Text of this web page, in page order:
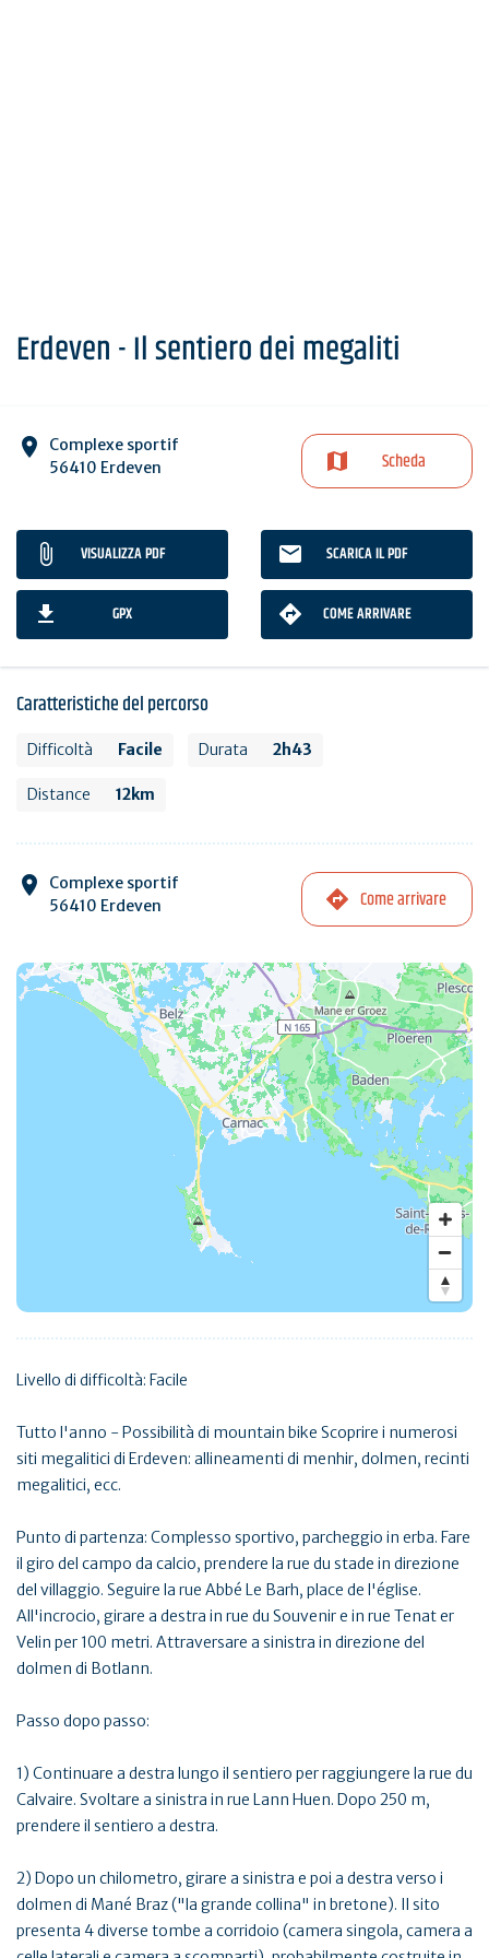
Erdeven - Il sentiero dei megaliti
Complexe sportif
56410 Erdeven
Scheda
VISUALIZZA PDF SCARICA IL PDF
GPX COME ARRIVARE
Caratteristiche del percorso
Difficoltà Facile Durata 2h43
Distance 12km
Complexe sportif
56410 Erdeven
Come arrivare
Livello di difficoltà: Facile
Tutto l'anno - Possibilità di mountain bike Scoprire i numerosi
siti megalitici di Erdeven: allineamenti di menhir, dolmen, recinti
megalitici, ecc.
Punto di partenza: Complesso sportivo, parcheggio in erba. Fare
il giro del campo da calcio, prendere la rue du stade in direzione
del villaggio. Seguire la rue Abbé Le Barh, place de l'église.
All'incrocio, girare a destra in rue du Souvenir e in rue Tenat er
Velin per 100 metri. Attraversare a sinistra in direzione del
dolmen di Botlann.
Passo dopo passo:
1) Continuare a destra lungo il sentiero per raggiungere la rue du
Calvaire. Svoltare a sinistra in rue Lann Huen. Dopo 250 m,
prendere il sentiero a destra.
2) Dopo un chilometro, girare a sinistra e poi a destra verso i
dolmen di Mané Braz ("la grande collina" in bretone). Il sito
presenta 4 diverse tombe a corridoio (camera singola, camera a